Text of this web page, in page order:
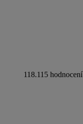
118.115 hodnocení